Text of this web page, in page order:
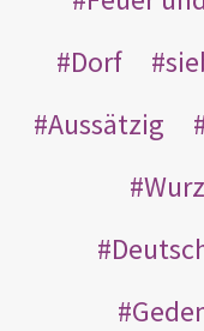
Dorf
Aussätzig